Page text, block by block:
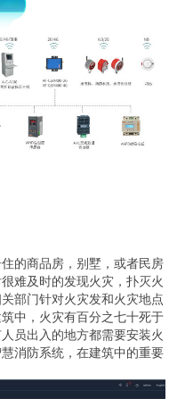
的商品房，别墅，或者民房
难及时的发现火灾，扑灭火
部门针对火灾发和火灾地点
中，火灾有百分之七十死于
员出入的地方都需要安装火
消防系统，在建筑中的重要